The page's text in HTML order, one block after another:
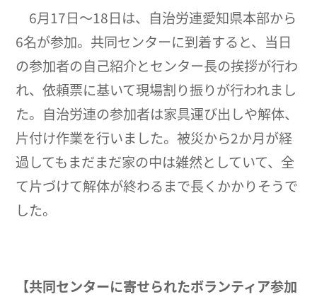
6月17日～18日は、自治労連愛知県本部から
6名が参加。共同センターに到着すると、当日
の参加者の自己紹介とセンター長の挨拶が行わ
れ、依頼票に基いて現場割り振りが行われまし
た。自治労連の参加者は家具運び出しや解体、
片付け作業を行いました。被災から2か月が経
過してもまだまだ家の中は雑然としていて、全
て片づけて解体が終わるまで長くかかりそうで
した。
【共同センターに寄せられたボランティア参加